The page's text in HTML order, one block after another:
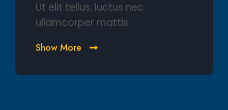
Ut elit tellus, luctus nec
ullamcorper mattis.
Show More